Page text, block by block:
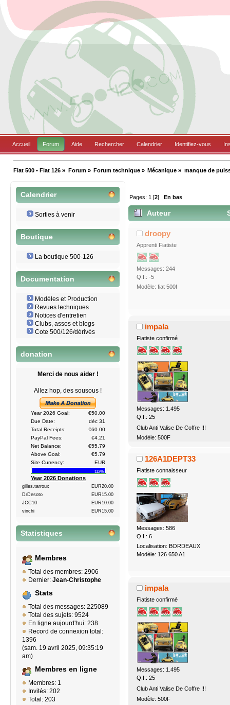
Accueil Forum Aide Rechercher Calendrier Identifiez-vous
Fiat 500 • Fiat 126 » Forum» Forum technique» Mécanique » manque de
Calendrier
Sorties à venir
Boutique
La boutique 500-126
Documentation
Modèles et Production
Revues techniques
Notices d'entretien
Clubs, assos et blogs
Cote 500/126/dérivés
donation
Merci de nous aider !
Allez hop, des sousous !
Year 2026 Goal:
€50.00
Due Date:
déc 31
Total Receipts:
€60.00
PayPal Fees:
€4.21
Net Balance:
€55.79
Above Goal:
€5.79
Site Currency:
EUR
112%
Year 2026 Donations
gilles.tarroux
EUR20.00
DrDesoto
EUR15.00
JCC10
EUR10.00
vinchi
EUR15.00
Statistiques
Membres
Total des membres: 2906
Dernier: Jean-Christophe
Stats
Total des messages: 225089
Total des sujets: 9524
En ligne aujourd'hui: 238
Record de connexion total:
1396
(sam. 19 avril 2025, 09:35:19
am)
Membres en ligne
Membres: 1
Invités: 202
Total: 203
Pages: 1 [2] En bas
Auteur
droopy
Apprenti Fiatiste
Messages: 244
Q.I.: -5
Modèle: fiat 500f
impala
Fiatiste confirmé
Messages: 1.495
Q.I.: 25
Club Anti Valise De Coffre !!!
Modèle: 500F
126A1DEPT33
Fiatiste connaisseur
Messages: 586
Q.I.: 6
Localisation: BORDEAUX
Modèle: 126 650 A1
impala
Fiatiste confirmé
Messages: 1.495
Q.I.: 25
Club Anti Valise De Coffre !!!
Modèle: 500F